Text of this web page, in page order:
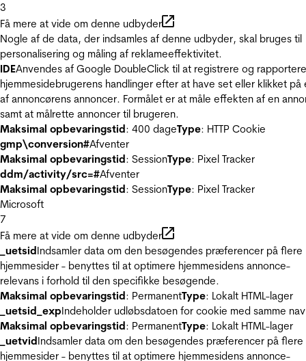
3
Få mere at vide om denne udbyder
Nogle af de data, der indsamles af denne udbyder, skal bruges til
personalisering og måling af reklameeffektivitet.
IDEAnvendes af Google DoubleClick til at registrere og
hjemmesidebrugerens handlinger efter at have set eller klikket på
af annoncørens annoncer. Formålet er at måle effekten af en
samt at målrette annoncer til brugeren.
Maksimal opbevaringstid: 400 dageType: HTTP Cookie
gmp\conversion#Afventer
Maksimal opbevaringstid: SessionType: Pixel Tracker
ddm/activity/src=#Afventer
Maksimal opbevaringstid: SessionType: Pixel Tracker
Microsoft
7
Få mere at vide om denne udbyder
_uetsidIndsamler data om den besøgendes præferencer på flere
hjemmesider - benyttes til at optimere hjemmesidens annonce-
relevans i forhold til den specifikke besøgende.
Maksimal opbevaringstid: PermanentType: Lokalt HTML-lager
_uetsid_expIndeholder udløbsdatoen for cookie med samme
Maksimal opbevaringstid: PermanentType: Lokalt HTML-lager
_uetvidIndsamler data om den besøgendes præferencer på flere
hjemmesider - benyttes til at optimere hjemmesidens annonce-